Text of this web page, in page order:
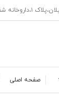
صفحه اصلی